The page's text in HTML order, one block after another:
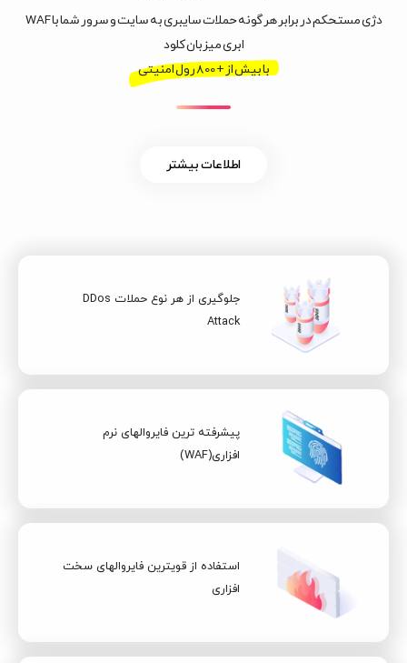
دژی مستحکم در برابر هر گونه حملات سایبری به سایت و سرور شما با WAF
ابری میزبان کلود
با بیش از + 800 رول امنیتی
اطلاعات بیشتر
جلوگیری از هر نوع حملات DDos
Attack
پیشرفته ترین فایروالهای نرم
افزاری(WAF)
استفاده از قویترین فایروالهای سخت
افزاری